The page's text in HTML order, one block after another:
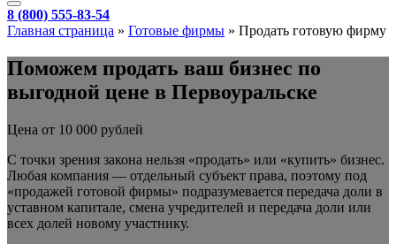
8 (800) 555-83-54
Главная страница » Готовые фирмы » Продать готовую фирму
Поможем продать ваш бизнес по
выгодной цене в Первоуральске
Цена от 10 000 рублей
С точки зрения закона нельзя «продать» или «купить» бизнес.
Любая компания — отдельный субъект права, поэтому под
«продажей готовой фирмы» подразумевается передача доли в
уставном капитале, смена учредителей и передача доли или
всех долей новому участнику.